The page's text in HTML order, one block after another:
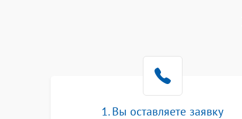
1. Вы оставляете заявку